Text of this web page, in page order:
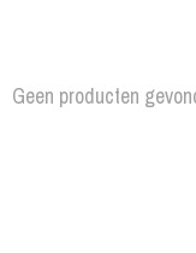
Geen producten